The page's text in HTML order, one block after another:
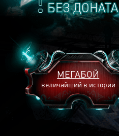
БЕЗ ДОНАТА
МЕГАБОЙ
величайший в истории